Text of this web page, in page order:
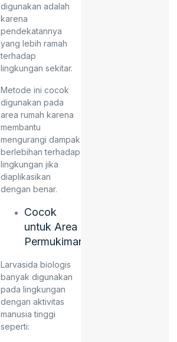
digunakan adalah
karena
pendekatannya
yang lebih ramah
terhadap
lingkungan sekitar.
Metode ini cocok
digunakan pada
area rumah karena
membantu
mengurangi dampak
berlebihan terhadap
lingkungan jika
diaplikasikan
dengan benar.
Cocok
untuk Area
Permukiman
Larvasida biologis
banyak digunakan
pada lingkungan
dengan aktivitas
manusia tinggi
seperti: